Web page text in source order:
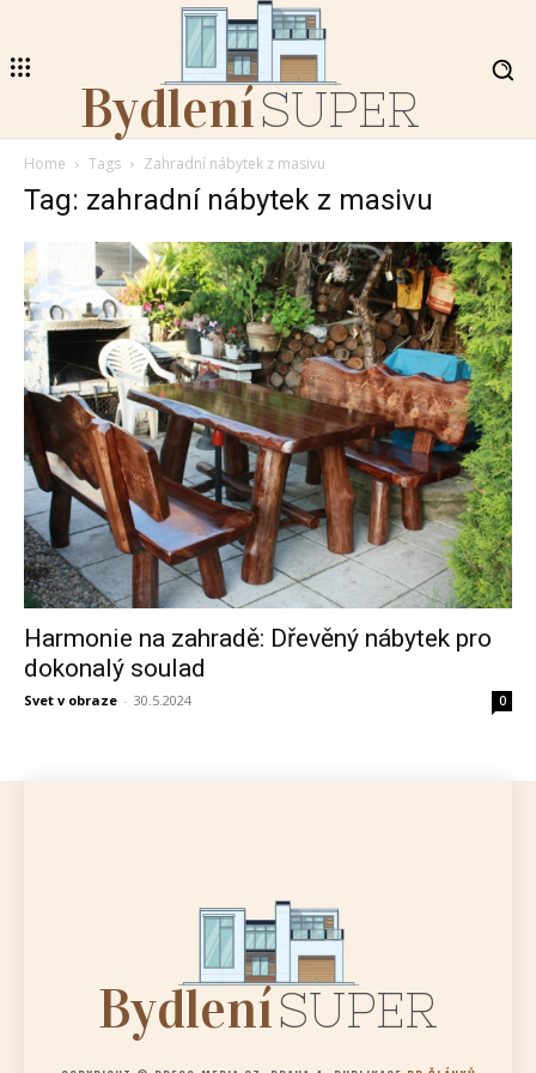
BydleníSUPER
Home Tags Zahradní nábytek z masivu
Tag: zahradní nábytek z masivu
Harmonie na zahradě: Dřevěný nábytek pro
dokonalý soulad
Svet v obraze - 30.5.2024 0
BydleníSUPER